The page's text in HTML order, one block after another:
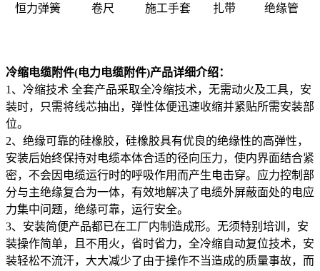
恒力弹簧 卷尺 施工手套 扎带 绝缘管
冷缩电缆附件(电力电缆附件)产品详细介绍：
1、冷缩技术 全套产品采取全冷缩技术，无需动火及工具，安
装时，只需将线芯抽出，弹性体便迅速收缩并紧贴所需安装部
位。
2、绝缘可靠的硅橡胶，硅橡胶具有优良的绝缘性的高弹性，
安装后始终保持对电缆本体合适的径向压力，使内界面结合紧
密，不会因电缆运行时的呼吸作用而产生电击穿。应力控制部
分与主绝缘复合为一体，有效地解决了电缆外屏蔽面处的电应
力集中问题，绝缘可靠，运行安全。
3、安装简便产品都已在工厂内制造成形。无须特别培训，安
装操作简单，且不用火，省时省力，全冷缩自动复位技术，安
装轻松不流汗，大大减少了由于操作不当造成的质量事故，而